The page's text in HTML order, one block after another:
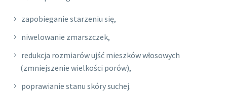
zapobieganie starzeniu się,
niwelowanie zmarszczek,
redukcja rozmiarów ujść mieszków włosowych
(zmniejszenie wielkości porów),
poprawianie stanu skóry suchej.